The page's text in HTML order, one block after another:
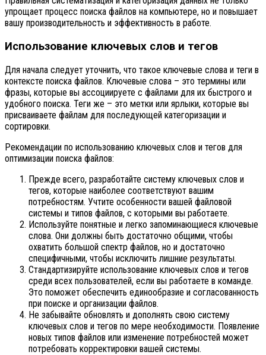
упрощает процесс поиска файлов на компьютере, но и повышает
вашу производительность и эффективность в работе.
Использование ключевых слов и тегов
Для начала следует уточнить, что такое ключевые слова и теги в
контексте поиска файлов. Ключевые слова – это термины или
фразы, которые вы ассоциируете с файлами для их быстрого и
удобного поиска. Теги же – это метки или ярлыки, которые вы
присваиваете файлам для последующей категоризации и
сортировки.
Рекомендации по использованию ключевых слов и тегов для
оптимизации поиска файлов:
Прежде всего, разработайте систему ключевых слов и
тегов, которые наиболее соответствуют вашим
потребностям. Учтите особенности вашей файловой
системы и типов файлов, с которыми вы работаете.
Используйте понятные и легко запоминающиеся ключевые
слова. Они должны быть достаточно общими, чтобы
охватить большой спектр файлов, но и достаточно
специфичными, чтобы исключить лишние результаты.
Стандартизируйте использование ключевых слов и тегов
среди всех пользователей, если вы работаете в команде.
Это поможет обеспечить единообразие и согласованность
при поиске и организации файлов.
Не забывайте обновлять и дополнять свою систему
ключевых слов и тегов по мере необходимости. Появление
новых типов файлов или изменение потребностей может
потребовать корректировки вашей системы.